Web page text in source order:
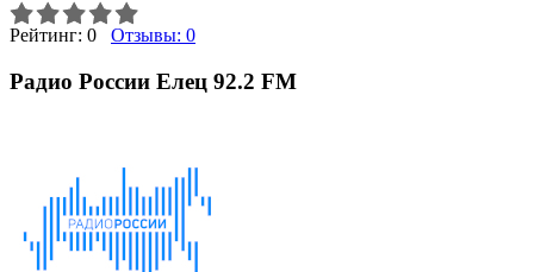
Рейтинг: 0 Отзывы: 0
Радио России Елец 92.2 FM